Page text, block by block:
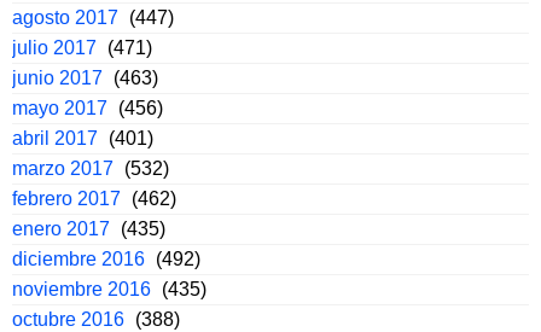
agosto 2017 (447)
julio 2017 (471)
junio 2017 (463)
mayo 2017 (456)
abril 2017 (401)
marzo 2017 (532)
febrero 2017 (462)
enero 2017 (435)
diciembre 2016 (492)
noviembre 2016 (435)
octubre 2016 (388)